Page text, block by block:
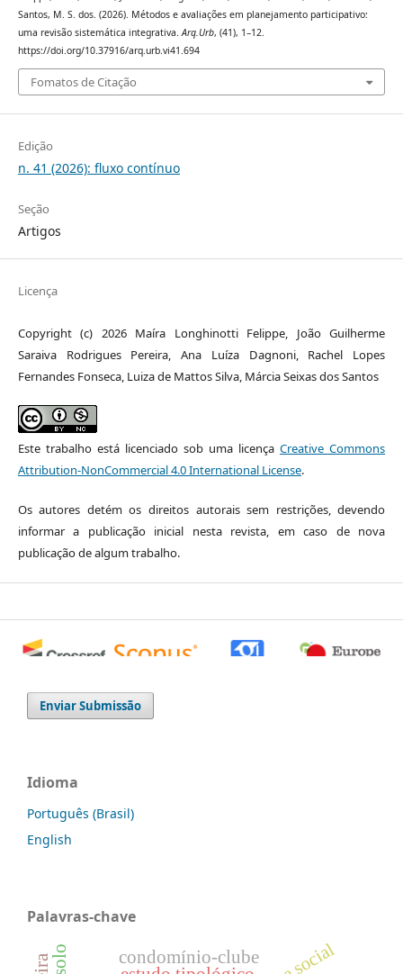
Santos, M. S. dos. (2026). Métodos e avaliações em planejamento participativo:
uma revisão sistemática integrativa.Arq.Urb, (41), 1–12.
https://doi.org/10.37916/arq.urb.vi41.694
Fomatos de Citação
Edição
n. 41 (2026): fluxo contínuo
Seção
Artigos
Licença
Copyright (c) 2026 Maíra Longhinotti Felippe, João Guilherme
Saraiva Rodrigues Pereira, Ana Luíza Dagnoni, Rachel Lopes
Fernandes Fonseca, Luiza de Mattos Silva, Márcia Seixas dos Santos
Este trabalho está licenciado sob uma licençaCreative Commons
Attribution-NonCommercial 4.0 International License.
Os autores detém os direitos autorais sem restrições, devendo
informar a publicação inicial nesta revista, em caso de nova
publicação de algum trabalho.
Enviar Submissão
Idioma
Português (Brasil)
English
Palavras-chave
condomínio-clube